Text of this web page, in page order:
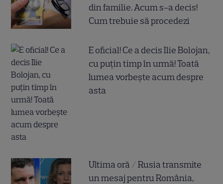
din familie. Acum s-a decis!
Cum trebuie să procedezi
E oficial! Ce a decis Ilie Bolojan,
cu puțin timp în urmă! Toată
lumea vorbește acum despre
asta
Ultima oră / Rusia transmite
un mesaj pentru România,